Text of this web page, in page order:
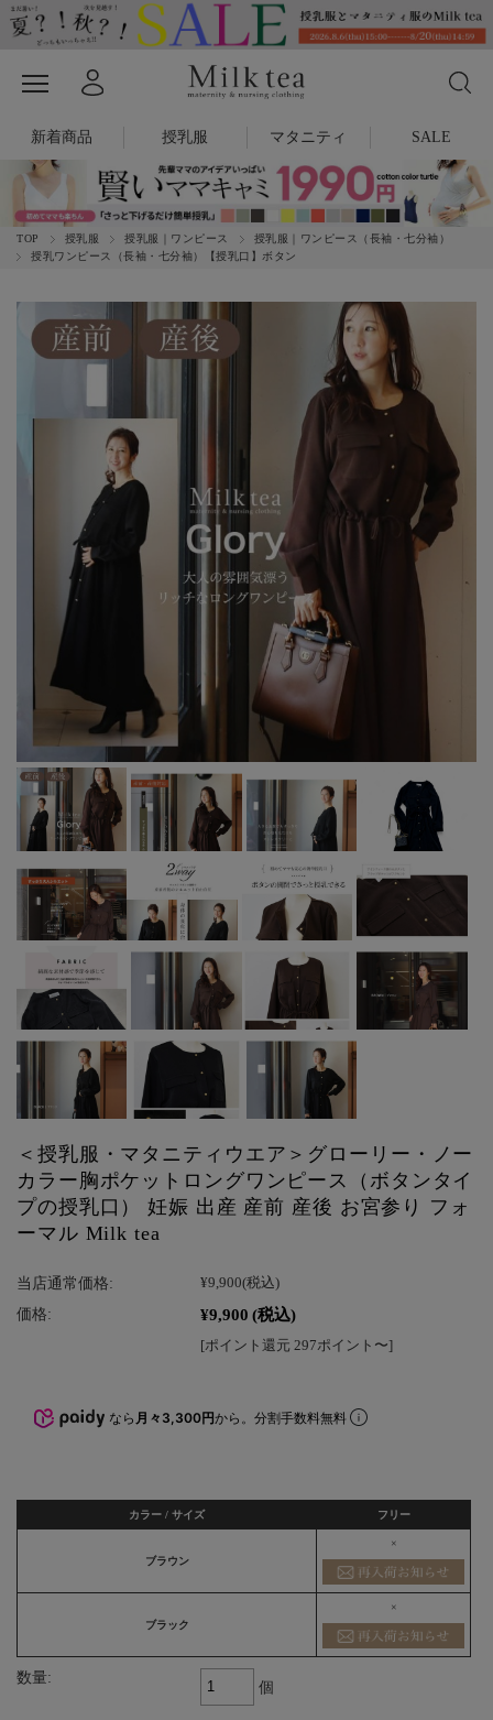
新着商品 授乳服 マタニティ SALE
TOP 授乳服 授乳服｜ワンピース
授乳服｜ワンピース（長袖・七分袖）
授乳ワンピース（長袖・七分袖）【授乳口】ボタン
＜授乳服・マタニティウエア＞グローリー・ノー
カラー胸ポケットロングワンピース（ボタンタイ
プの授乳口） 妊娠 出産 産前 産後 お宮参り フォ
ーマル Milk tea
当店通常価格: ¥9,900(税込)
価格: ¥9,900 (税込)
[ポイント還元 297ポイント〜]
なら 月々3,300円から。分割手数料無料
カラー / サイズ フリー
ブラウン
×
ブラック
×
数量:
個